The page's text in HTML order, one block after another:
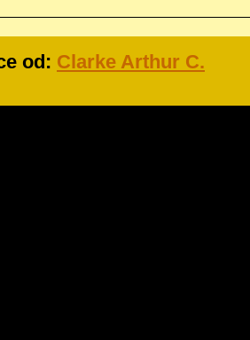
od: Clarke Arthur C.